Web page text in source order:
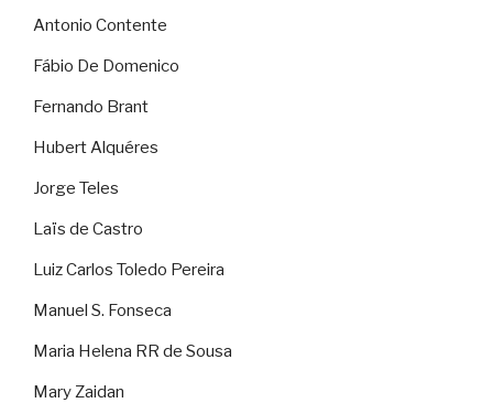
Antonio Contente
Fábio De Domenico
Fernando Brant
Hubert Alquéres
Jorge Teles
Laïs de Castro
Luiz Carlos Toledo Pereira
Manuel S. Fonseca
Maria Helena RR de Sousa
Mary Zaidan